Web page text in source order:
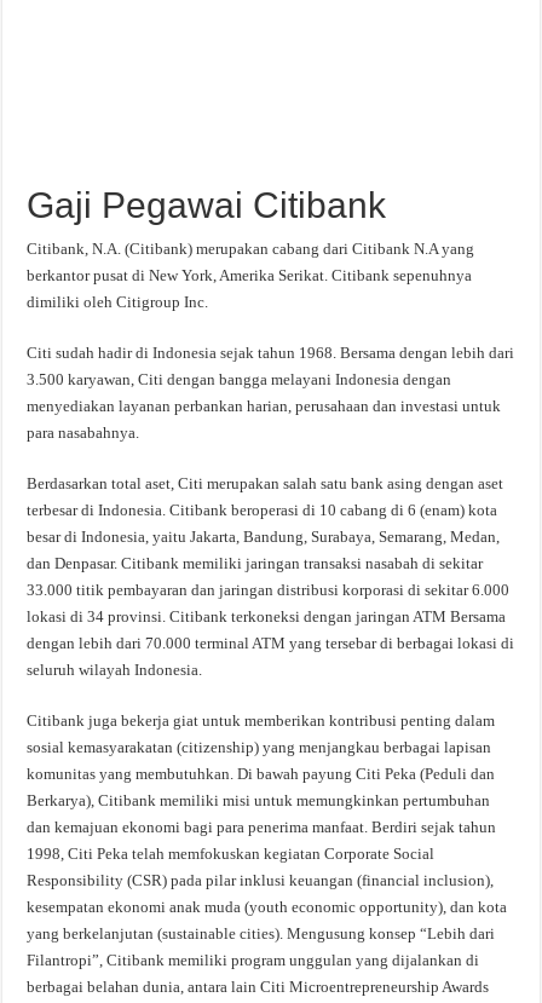
Gaji Pegawai Citibank
Citibank, N.A. (Citibank) merupakan cabang dari Citibank N.A yang
berkantor pusat di New York, Amerika Serikat. Citibank sepenuhnya
dimiliki oleh Citigroup Inc.
Citi sudah hadir di Indonesia sejak tahun 1968. Bersama dengan lebih dari
3.500 karyawan, Citi dengan bangga melayani Indonesia dengan
menyediakan layanan perbankan harian, perusahaan dan investasi untuk
para nasabahnya.
Berdasarkan total aset, Citi merupakan salah satu bank asing dengan aset
terbesar di Indonesia. Citibank beroperasi di 10 cabang di 6 (enam) kota
besar di Indonesia, yaitu Jakarta, Bandung, Surabaya, Semarang, Medan,
dan Denpasar. Citibank memiliki jaringan transaksi nasabah di sekitar
33.000 titik pembayaran dan jaringan distribusi korporasi di sekitar 6.000
lokasi di 34 provinsi. Citibank terkoneksi dengan jaringan ATM Bersama
dengan lebih dari 70.000 terminal ATM yang tersebar di berbagai lokasi di
seluruh wilayah Indonesia.
Citibank juga bekerja giat untuk memberikan kontribusi penting dalam
sosial kemasyarakatan (citizenship) yang menjangkau berbagai lapisan
komunitas yang membutuhkan. Di bawah payung Citi Peka (Peduli dan
Berkarya), Citibank memiliki misi untuk memungkinkan pertumbuhan
dan kemajuan ekonomi bagi para penerima manfaat. Berdiri sejak tahun
1998, Citi Peka telah memfokuskan kegiatan Corporate Social
Responsibility (CSR) pada pilar inklusi keuangan (financial inclusion),
kesempatan ekonomi anak muda (youth economic opportunity), dan kota
yang berkelanjutan (sustainable cities). Mengusung konsep “Lebih dari
Filantropi”, Citibank memiliki program unggulan yang dijalankan di
berbagai belahan dunia, antara lain Citi Microentrepreneurship Awards